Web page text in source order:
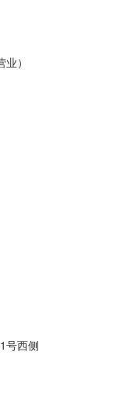
）
号西侧